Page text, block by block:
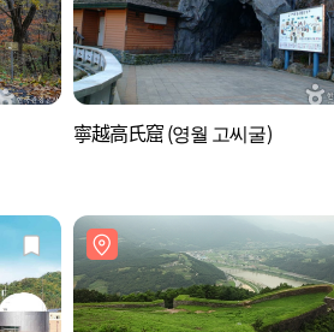
寧越高氏窟 (영월 고씨굴)